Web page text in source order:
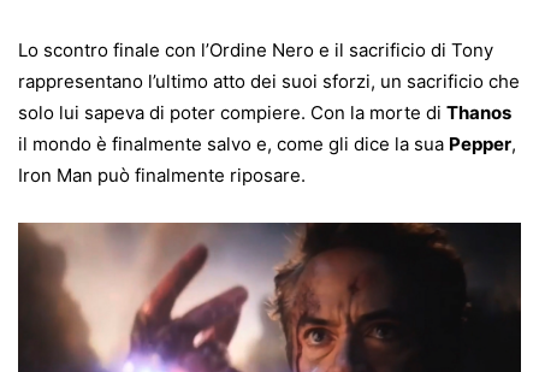
Lo scontro finale con l’Ordine Nero e il sacrificio di Tony
rappresentano l’ultimo atto dei suoi sforzi, un sacrificio che
solo lui sapeva di poter compiere. Con la morte di Thanos
il mondo è finalmente salvo e, come gli dice la sua Pepper,
Iron Man può finalmente riposare.